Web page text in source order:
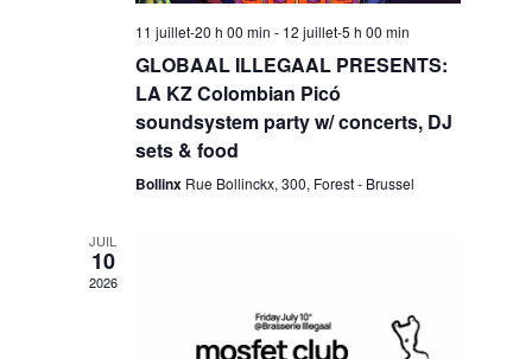
a
t
w
11 juillet-20 h 00 min - 12 juillet-5 h 00 min
GLOBAAL ILLEGAAL PRESENTS:
LA KZ Colombian Picó
soundsystem party w/ concerts, DJ
sets & food
Bollinx Rue Bollinckx, 300, Forest - Brussel
JUIL
10
2026